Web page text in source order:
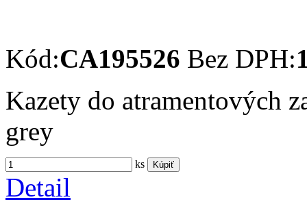
Kód:CA195526 Bez DPH:
Kazety do atramentových
grey
ks Kúpiť
Detail